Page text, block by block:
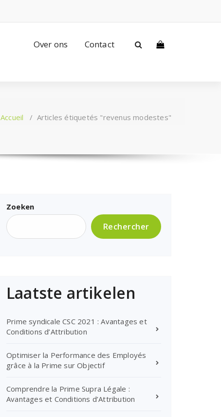
Over ons Contact
Accueil / Articles étiquetés "revenus modestes"
Zoeken
Rechercher
Laatste artikelen
Prime syndicale CSC 2021 : Avantages et
Conditions d’Attribution
Optimiser la Performance des Employés
grâce à la Prime sur Objectif
Comprendre la Prime Supra Légale :
Avantages et Conditions d’Attribution